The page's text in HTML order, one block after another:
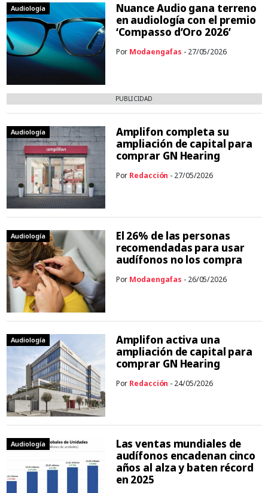
Audiología
Nuance Audio gana terreno
en audiología con el premio
‘Compasso d’Oro 2026’
Por Modaengafas - 27/05/2026
PUBLICIDAD
Audiología
Amplifon completa su
ampliación de capital para
comprar GN Hearing
Por Redacción - 27/05/2026
Audiología
El 26% de las personas
recomendadas para usar
audífonos no los compra
Por Modaengafas - 26/05/2026
Audiología
Amplifon activa una
ampliación de capital para
comprar GN Hearing
Por Redacción - 24/05/2026
Audiología
Las ventas mundiales de
audífonos encadenan cinco
años al alza y baten récord
en 2025